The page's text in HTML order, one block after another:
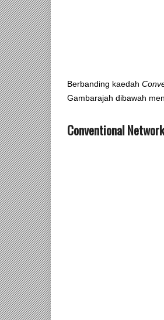
Berbanding kaedah
Gambarajah dibawah
Conventional